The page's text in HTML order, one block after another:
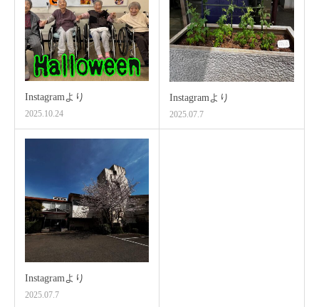
Instagramより
2025.10.24
Instagramより
2025.07.7
Instagramより
2025.07.7